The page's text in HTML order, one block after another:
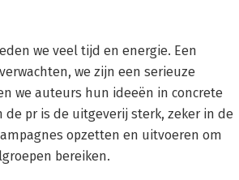
we veel tijd en energie. Een
we zijn een serieuze
we auteurs hun ideeën in concrete
pr is de uitgeverij sterk, zeker in de
opzetten en uitvoeren om
bereiken.